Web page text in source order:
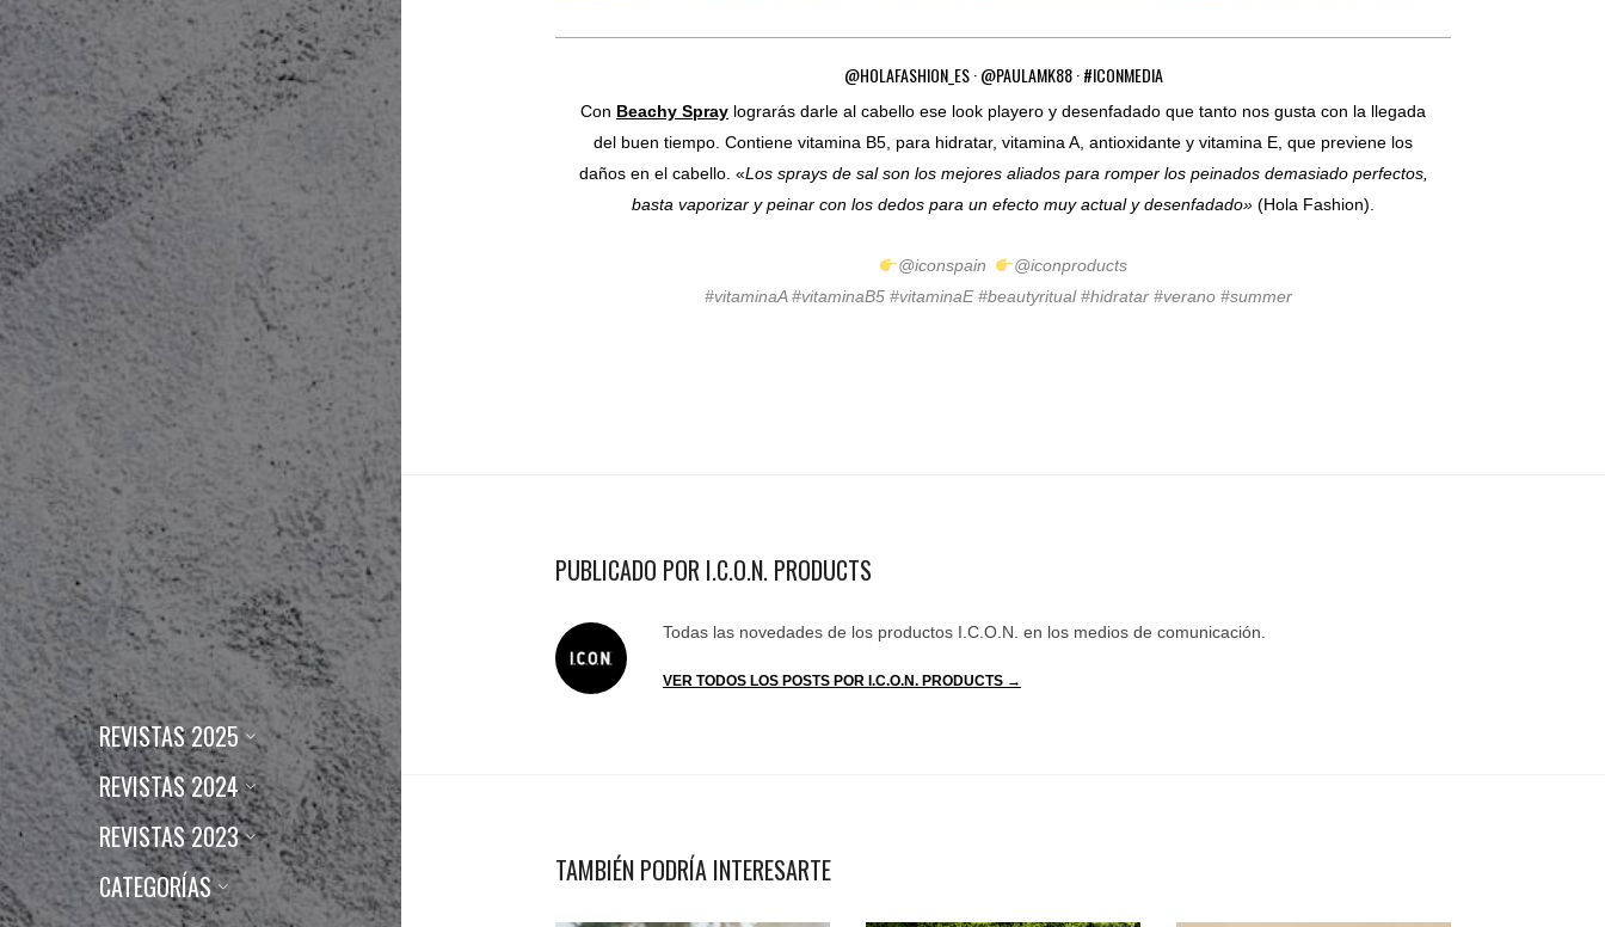
REVISTAS 2025
REVISTAS 2024
REVISTAS 2023
CATEGORÍAS
@HOLAFASHION_ES · @PAULAMK88 · #ICONMEDIA
Con Beachy Spray lograrás darle al cabello ese look playero y desenfadado que tanto nos gusta con la llegada
del buen tiempo. Contiene vitamina B5, para hidratar, vitamina A, antioxidante y vitamina E, que previene los
daños en el cabello. «Los sprays de sal son los mejores aliados para romper los peinados demasiado perfectos,
basta vaporizar y peinar con los dedos para un efecto muy actual y desenfadado» (Hola Fashion).
@iconspain
@iconproducts
#vitaminaA #vitaminaB5 #vitaminaE #beautyritual #hidratar #verano #summer
PUBLICADO POR I.C.O.N. PRODUCTS
Todas las novedades de los productos I.C.O.N. en los medios de comunicación.
VER TODOS LOS POSTS POR I.C.O.N. PRODUCTS →
TAMBIÉN PODRÍA INTERESARTE